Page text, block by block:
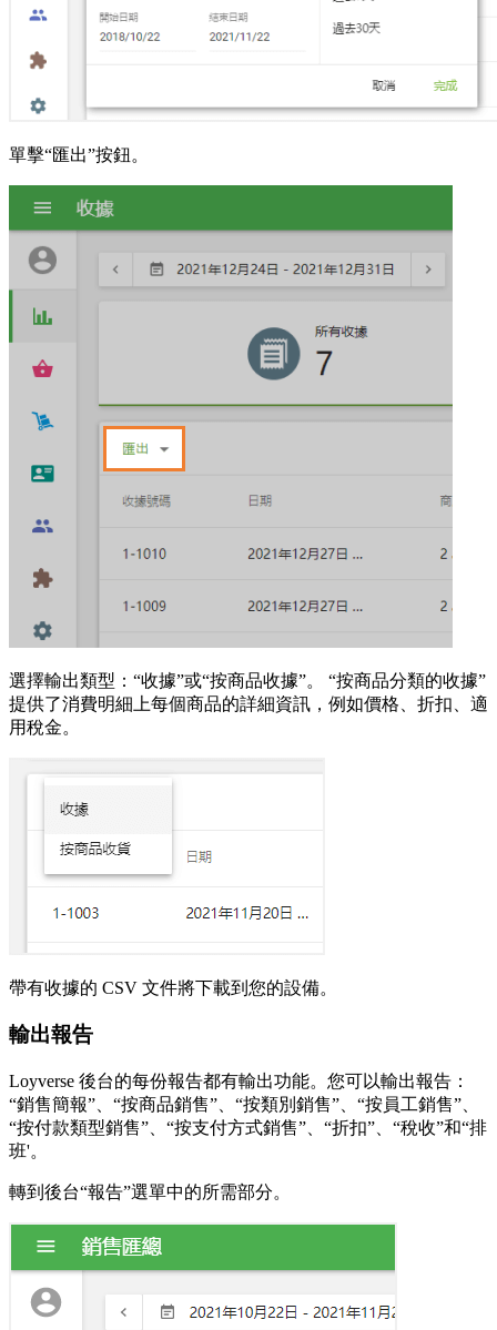
單擊“匯出”按鈕。
選擇輸出類型：“收據”或“按商品收據”。 “按商品分類的收據”
提供了消費明細上每個商品的詳細資訊，例如價格、折扣、適
用稅金。
帶有收據的 CSV 文件將下載到您的設備。
輸出報告
Loyverse 後台的每份報告都有輸出功能。您可以輸出報告：
“銷售簡報”、“按商品銷售”、“按類別銷售”、“按員工銷售”、
“按付款類型銷售”、“按支付方式銷售”、“折扣”、“稅收”和“排
班'。
轉到後台“報告”選單中的所需部分。